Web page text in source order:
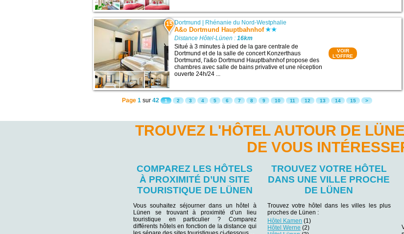
15 Dortmund Rhénanie du Nord-Westphalie
A&o Dortmund Hauptbahnhof
Distance Hôtel-Lünen :16km
Situé à 3 minutes à pied de la gare centrale de
Dortmund et de la salle de concert Konzerthaus
Dortmund, l'a&o Dortmund Hauptbahnhof propose des
chambres avec salle de bains privative et une réception
ouverte 24h/24 ...
VOIR
L'OFFRE
Page 1 sur42 1 2 3 4 5 6 7 8 9 10 11 12 13 14 15 >
TROUVEZ L'HÔTEL AUTOUR DE
DE VOUS
COMPAREZ LES HÔTELS
À PROXIMITÉ D’UN SITE
TOURISTIQUE DE LÜNEN
Vous souhaitez séjourner dans un hôtel à
Lünen se trouvant à proximité d’un lieu
touristique en particulier ? Comparez
différents hôtels en fonction de la distance qui
TROUVEZ VOTRE HÔTEL
DANS UNE VILLE PROCHE
DE LÜNEN
Trouvez votre hôtel dans les villes les plus
proches de Lünen :
Hôtel Kamen (1)
Hôtel Werne (2)